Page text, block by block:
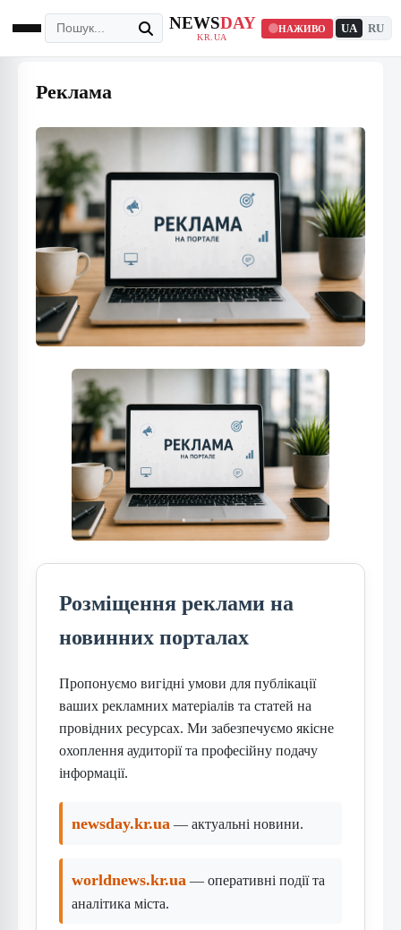
NEWSDAY
KR.UA
НАЖИВО UA RU
Реклама
Розміщення реклами на
новинних порталах
Пропонуємо вигідні умови для публікації
ваших рекламних матеріалів та статей на
провідних ресурсах. Ми забезпечуємо якісне
охоплення аудиторії та професійну подачу
інформації.
newsday.kr.ua — актуальні новини.
worldnews.kr.ua — оперативні події та
аналітика міста.